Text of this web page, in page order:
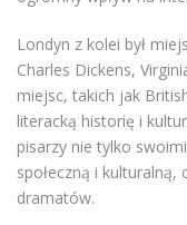
Londyn z kolei był
Charles Dickens,
miejsc, takich jak
literacką historię i
pisarzy nie tylko
społeczną i kulturalną,
dramatów.